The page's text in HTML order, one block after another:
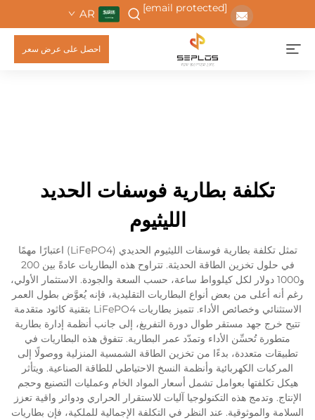
[email protected]
AR
احصل على عرض سعر
تكلفة بطارية فوسفات الحديد
الليثيوم
تمثل تكلفة بطارية فوسفات الليثيوم الحديدي (LiFePO4) اعتبارًا مهمًا
في حلول تخزين الطاقة الحديثة. تتراوح هذه البطاريات عادةً بين 200
و1000 دولار لكل كيلوواط ساعة، حسب السعة والجودة. الاستثمار الأولي،
رغم أنه أعلى من بعض أنواع البطاريات التقليدية، فإنه يُعوَّض بطول العمر
الاستثنائي وخصائص الأداء. تتميز بطاريات LiFePO4 بتقنية كاثود متقدمة
تتيح خرج جهد مستقر طوال دورة التفريغ، إلى جانب أنظمة إدارة بطارية
متطورة تُحسِّن الأداء وتمدّد عمر البطارية. تتفوق هذه البطاريات في
تطبيقات متعددة، بدءًا من تخزين الطاقة الشمسية المنزلية ووصولًا إلى
المركبات الكهربائية وأنظمة النسخ الاحتياطي للطاقة الصناعية. ويتأثر
هيكل تكلفتها بعوامل تشمل أسعار المواد الخام وعمليات التصنيع وحجم
الإنتاج. وتدمج هذه التكنولوجيا آليات للاستقرار الحراري ودوائر واقية تعزز
السلامة والموثوقية. عند النظر في التكلفة الإجمالية للملكية، فإن بطاريات